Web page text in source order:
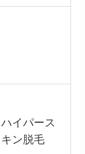
ハイパース
キン脱毛